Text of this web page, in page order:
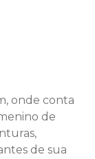
onde conta
de
de sua